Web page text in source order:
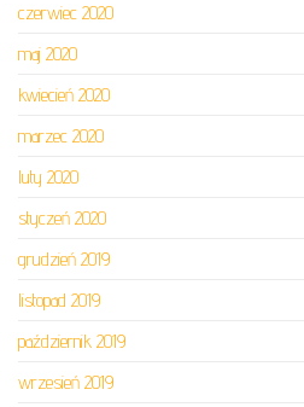
czerwiec 2020
maj 2020
kwiecień 2020
marzec 2020
luty 2020
styczeń 2020
grudzień 2019
listopad 2019
październik 2019
wrzesień 2019